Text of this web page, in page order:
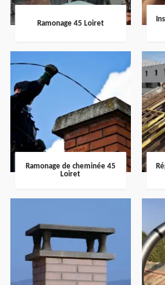
Ramonage 45 Loiret
Ramonage de cheminée 45
Loiret